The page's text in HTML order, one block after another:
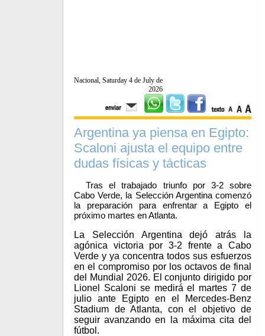
Nacional, Saturday 4 de July de
2026
Argentina ya piensa en Egipto:
Scaloni ajusta el equipo entre
dudas físicas y tácticas
Tras el trabajado triunfo por 3-2 sobre
Cabo Verde, la Selección Argentina comenzó
la preparación para enfrentar a Egipto el
próximo martes en Atlanta.
La Selección Argentina dejó atrás la
agónica victoria por 3-2 frente a Cabo
Verde y ya concentra todos sus esfuerzos
en el compromiso por los octavos de final
del Mundial 2026. El conjunto dirigido por
Lionel Scaloni se medirá el martes 7 de
julio ante Egipto en el Mercedes-Benz
Stadium de Atlanta, con el objetivo de
seguir avanzando en la máxima cita del
fútbol.